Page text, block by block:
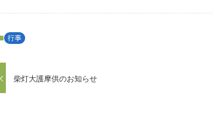
行事
柴灯大護摩供のお知らせ